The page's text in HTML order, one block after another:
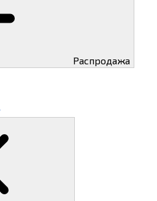
Распродажа